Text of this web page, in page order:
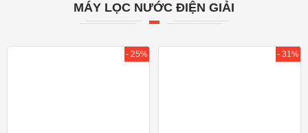
MÁY LỌC NƯỚC ĐIỆN GIẢI
- 25% - 31%